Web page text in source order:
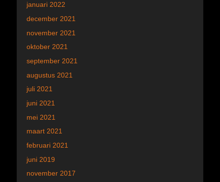
januari 2022
december 2021
november 2021
oktober 2021
september 2021
augustus 2021
juli 2021
juni 2021
mei 2021
maart 2021
februari 2021
juni 2019
november 2017